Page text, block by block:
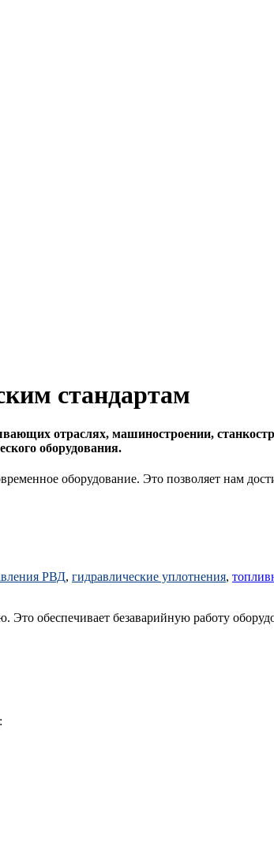
стандартам
отраслях, машиностроении,
оборудования.
оборудование. Это позволяет нам
РВД, гидравлические уплотнения,
Это обеспечивает безаварийную работу